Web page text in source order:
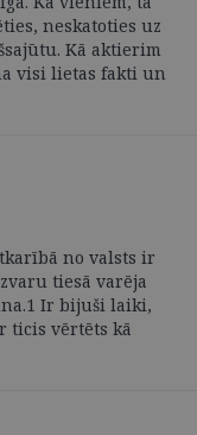
neskatoties uz
Kā aktierim
visi lietas fakti un
no valsts ir
tiesā varēja
Ir bijuši laiki,
ticis vērtēts kā